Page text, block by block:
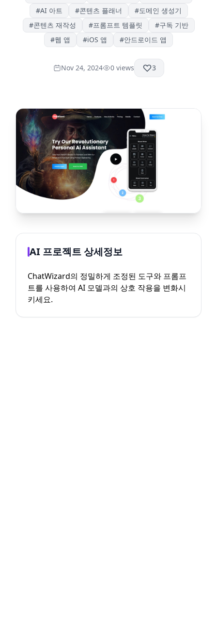
#AI 아트 #콘텐츠 플래너 #도메인 생성기
#콘텐츠 재작성 #프롬프트 템플릿 #구독 기반
#웹 앱 #iOS 앱 #안드로이드 앱
Nov 24, 2024 0views 3
AI 프로젝트 상세정보
ChatWizard의 정밀하게 조정된 도구와 프롬프
트를 사용하여 AI 모델과의 상호 작용을 변화시
키세요.